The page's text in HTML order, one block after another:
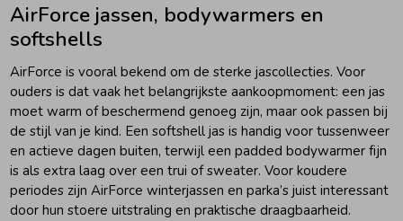
AirForce jassen, bodywarmers en
softshells
AirForce is vooral bekend om de sterke jascollecties. Voor
ouders is dat vaak het belangrijkste aankoopmoment: een jas
moet warm of beschermend genoeg zijn, maar ook passen bij
de stijl van je kind. Een softshell jas is handig voor tussenweer
en actieve dagen buiten, terwijl een padded bodywarmer fijn
is als extra laag over een trui of sweater. Voor koudere
periodes zijn AirForce winterjassen en parka’s juist interessant
door hun stoere uitstraling en praktische draagbaarheid.